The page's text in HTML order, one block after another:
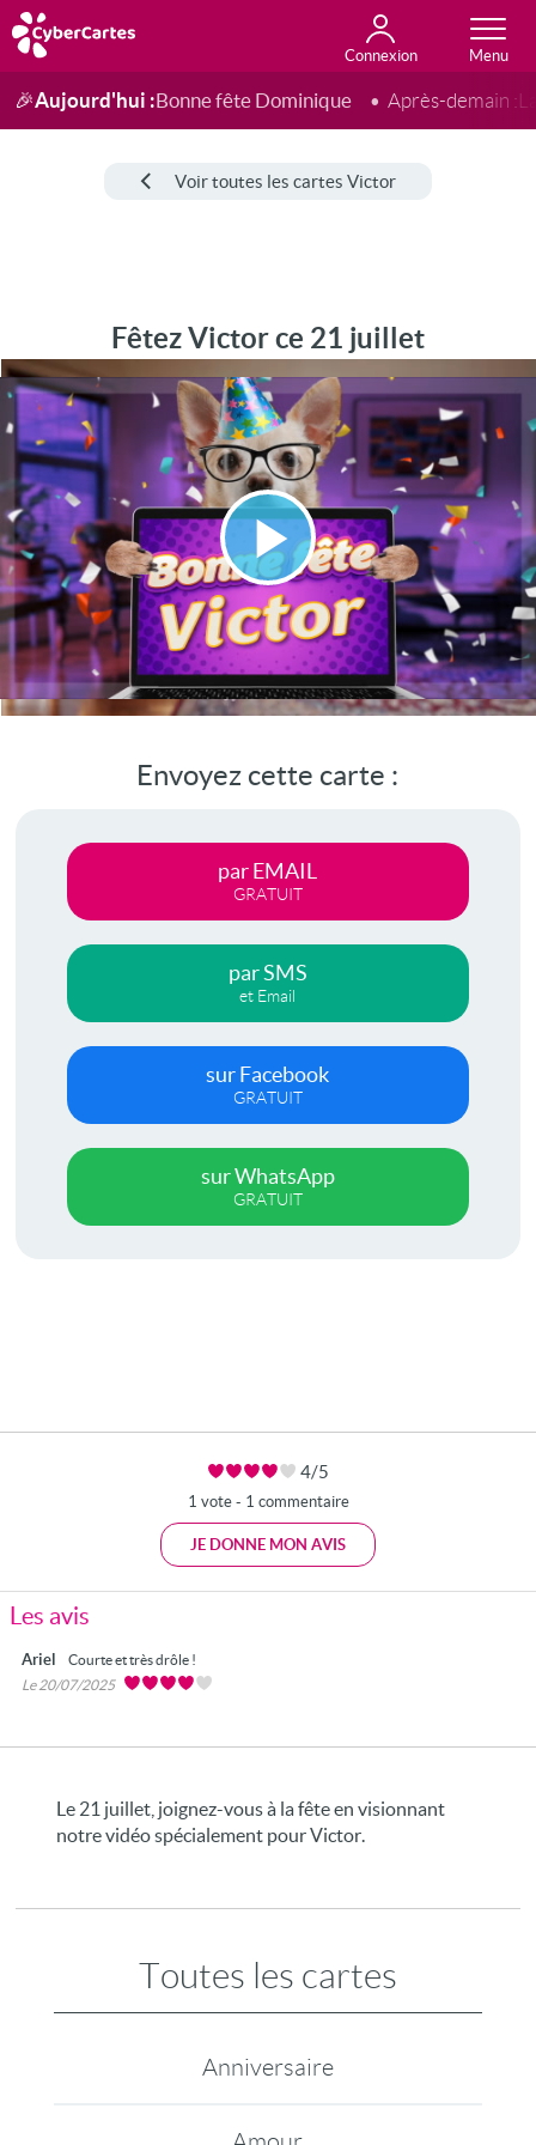
Connexion
Anniversaire
Fête du jour
Amour
Amitié
Merci
Toutes les cartes
🎉Aujourd'hui :Bonne fête Dominique Après-demain :
Voir toutes les cartes Victor
Fêtez Victor ce 21 juillet
Lire
la
vidéo
Envoyez cette carte :
par EMAIL
GRATUIT
par SMS
et Email
sur Facebook
GRATUIT
sur WhatsApp
GRATUIT
4/5
1 vote - 1 commentaire
JE DONNE MON AVIS
Les avis
Ariel
Courte et très drôle !
Le 20/07/2025
Le 21 juillet, joignez-vous à la fête en visionnant
notre vidéo spécialement pour Victor.
Toutes les cartes
Anniversaire